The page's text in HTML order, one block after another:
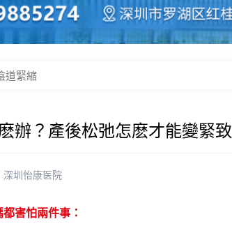
道緊縮
辦？產後松弛怎麽才能變緊致
深圳怡康医院
害怕兩件事：